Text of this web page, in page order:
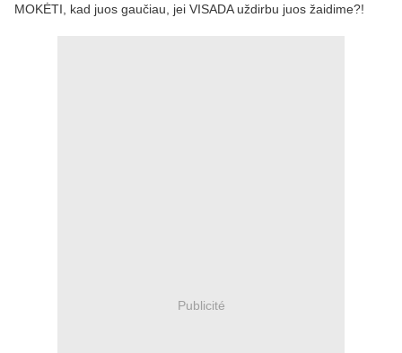
MOKĖTI, kad juos gaučiau, jei VISADA uždirbu juos žaidime?!
Publicité